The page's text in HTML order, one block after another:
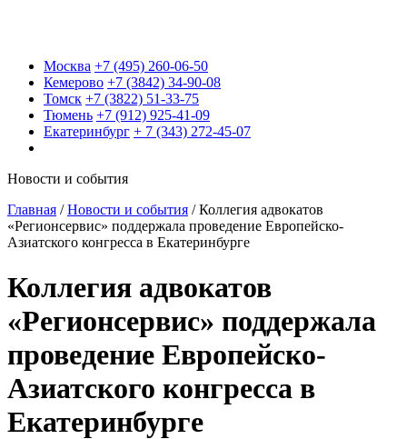
Москва +7 (495) 260-06-50
Кемерово +7 (3842) 34-90-08
Томск +7 (3822) 51-33-75
Тюмень +7 (912) 925-41-09
Екатеринбург + 7 (343) 272-45-07
Новости и события
Главная /Новости и события /Коллегия адвокатов
«Регионсервис» поддержала проведение Европейско-
Азиатского конгресса в Екатеринбурге
Коллегия адвокатов
«Регионсервис» поддержала
проведение Европейско-
Азиатского конгресса в
Екатеринбурге